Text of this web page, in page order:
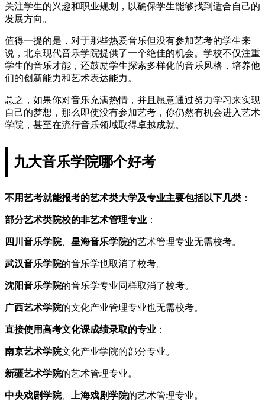
关注学生的兴趣和职业规划，以确保学生能够找到适合自己的
发展方向。
值得一提的是，对于那些热爱音乐但没有参加艺考的学生来
说，北京现代音乐学院提供了一个绝佳的机会。学校不仅注重
学生的音乐才能，还鼓励学生探索多样化的音乐风格，培养他
们的创新能力和艺术表达能力。
总之，如果你对音乐充满热情，并且愿意通过努力学习来实现
自己的梦想，那么即使没有参加艺考，你仍然有机会进入艺术
学院，甚至在流行音乐领域取得卓越成就。
九大音乐学院哪个好考
不用艺考就能报考的艺术类大学及专业主要包括以下几类 ：
部分艺术类院校的非艺术管理专业 ：
四川音乐学院、 星海音乐学院的艺术管理专业无需校考。
武汉音乐学院的音乐学也取消了校考。
沈阳音乐学院的音乐学专业同样取消了校考。
广西艺术学院的文化产业管理专业也无需校考。
直接使用高考文化课成绩录取的专业 ：
南京艺术学院文化产业学院的部分专业。
新疆艺术学院的艺术管理专业。
中央戏剧学院、 上海戏剧学院的艺术管理专业。